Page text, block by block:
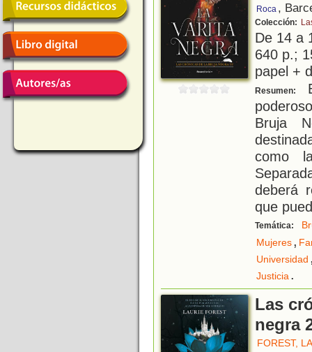
Roca ,
Colección:
De 14 a
640 p.;
papel +
Resumen:
Bruja
como
deberá
que
Temática:
Mujeres,
Universidad
Justicia.
Las
negra
FOREST,